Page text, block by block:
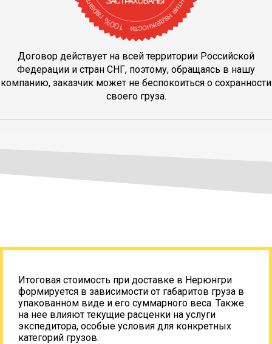
Договор действует на всей территории Российской
Федерации и стран СНГ, поэтому, обращаясь в нашу
компанию, заказчик может не беспокоиться о сохранности
своего груза.
Итоговая стоимость при доставке в Нерюнгри
формируется в зависимости от габаритов груза в
упакованном виде и его суммарного веса. Также
на нее влияют текущие расценки на услуги
экспедитора, особые условия для конкретных
категорий грузов.